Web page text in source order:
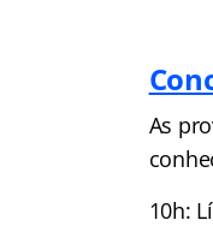
As
10h: